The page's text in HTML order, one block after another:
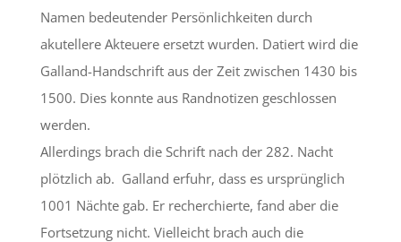
Namen bedeutender Persönlichkeiten durch
akutellere Akteuere ersetzt wurden. Datiert wird die
Galland-Handschrift aus der Zeit zwischen 1430 bis
1500. Dies konnte aus Randnotizen geschlossen
werden.
Allerdings brach die Schrift nach der 282. Nacht
plötzlich ab. Galland erfuhr, dass es ursprünglich
1001 Nächte gab. Er recherchierte, fand aber die
Fortsetzung nicht. Vielleicht brach auch die